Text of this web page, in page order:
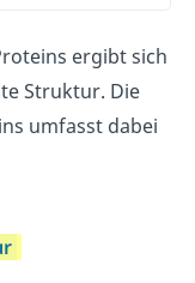
ergibt sich
Struktur. Die
umfasst dabei